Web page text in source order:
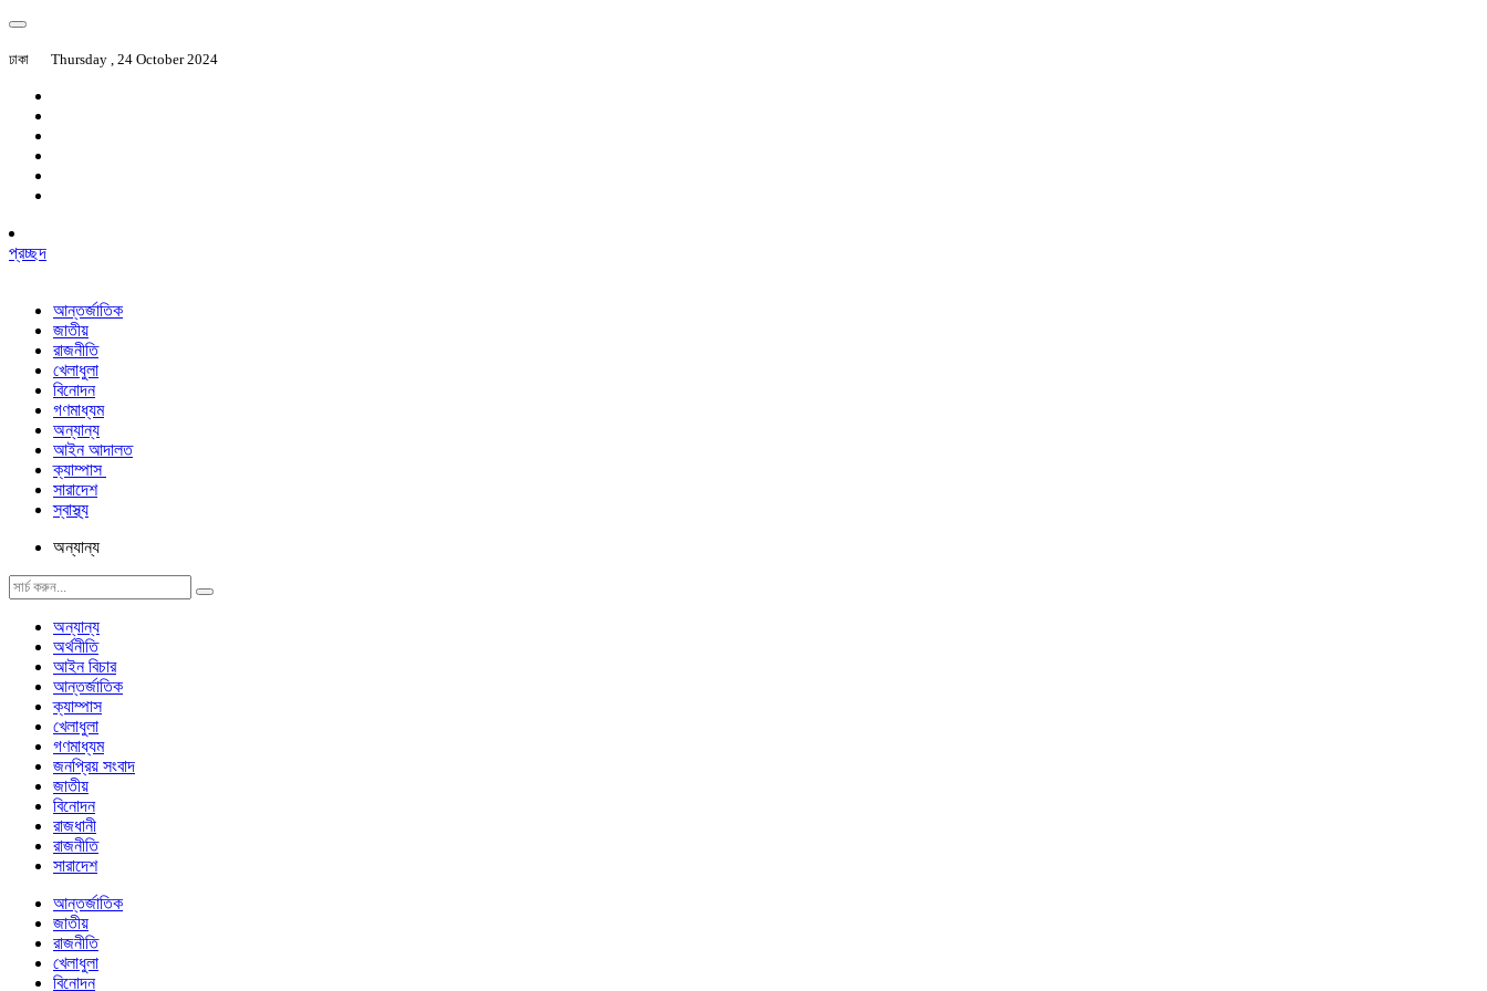
ঢাকা Thursday , 24 October 2024
প্রচ্ছদ
আন্তর্জাতিক
জাতীয়
রাজনীতি
খেলাধুলা
বিনোদন
গণমাধ্যম
অন্যান্য
আইন আদালত
ক্যাম্পাস
সারাদেশ
স্বাস্থ্য
অন্যান্য
অন্যান্য
অর্থনীতি
আইন বিচার
আন্তর্জাতিক
ক্যাম্পাস
খেলাধুলা
গণমাধ্যম
জনপ্রিয় সংবাদ
জাতীয়
বিনোদন
রাজধানী
রাজনীতি
সারাদেশ
আন্তর্জাতিক
জাতীয়
রাজনীতি
খেলাধুলা
বিনোদন